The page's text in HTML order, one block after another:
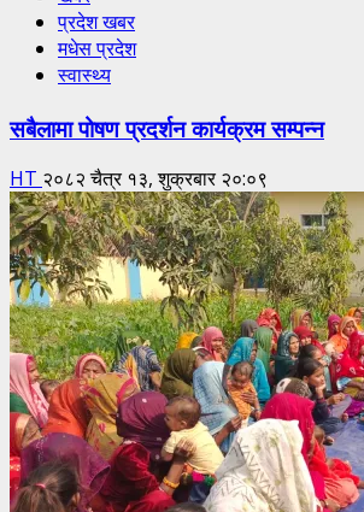
प्रदेश खबर
मधेस प्रदेश
स्वास्थ्य
सबैलामा पोषण प्रदर्शन कार्यक्रम सम्पन्न
HT २०८२ चैत्र १३, शुक्रबार २०:०९